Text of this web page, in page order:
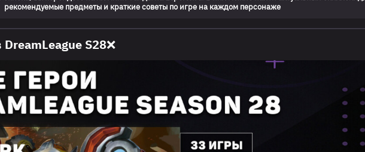
рекомендуемые предметы и краткие советы по игре на каждом персонаже
S28❌